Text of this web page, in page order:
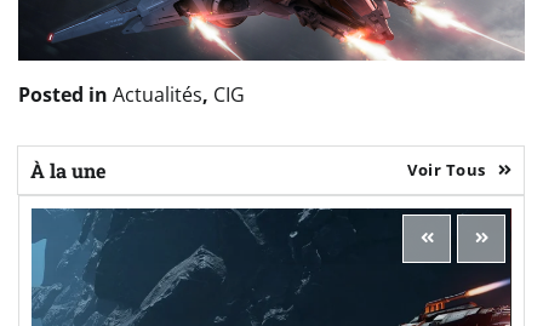
Posted in Actualités, CIG
À la une Voir Tous